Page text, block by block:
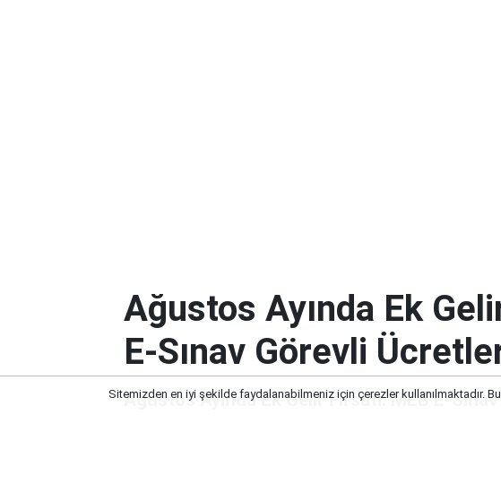
Ağustos Ayında Ek
E-Sınav Görevli
Ağustos Ayında Ek Gelir Fırsatı: MEB E-
Sitemizden en iyi şekilde faydalanabilmeniz için çerezler kullanılmaktadır.